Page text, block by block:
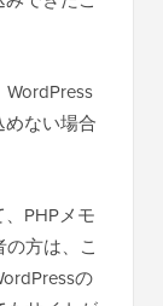
めない場合
PHPメモ
方は、こ
の